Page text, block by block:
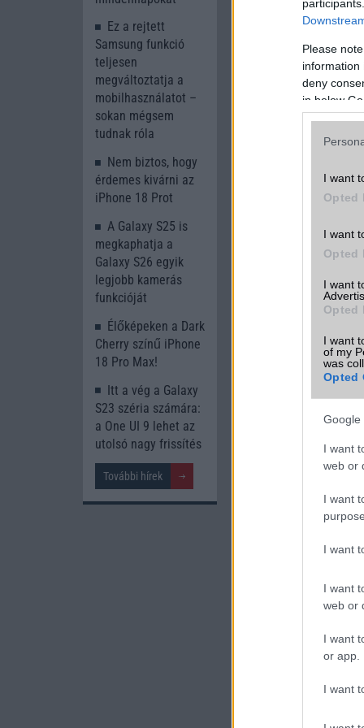
Please
information
deny
in below
I want
Opted
I want
Opted
I want
Opted
I want
of my
was
Opted
Google
I want
web or
I want
I want
I want
web or
I want
or app.
I want
Redmi Note 9S
22.5W töltővel
olvasó a
Ez a rejtett
Samsung funkció
teljesen
megváltoztatja a
mobilhasználatot –
sokan mégsem
tudnak róla
Nem biztos, hogy
érdemes kivárni az
iPhone 18 Prot
A Galaxy S25 is
megkaphatja a
Galaxy S26 egyik
legjobb kamerás
funkcióját
Élőképeken a Dark
Cherry színű iPhone
18 Pro Max!
Itt a vég a Galaxy
S23 széria számára:
a One UI 9 lehet az
utolsó nagy frissítés
További hírek